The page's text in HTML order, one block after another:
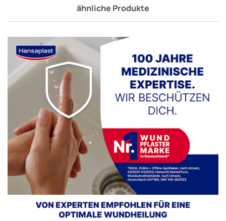
ähnliche Produkte